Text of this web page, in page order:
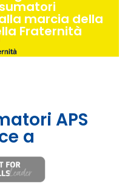
marcia della
Fraternità
APS
a